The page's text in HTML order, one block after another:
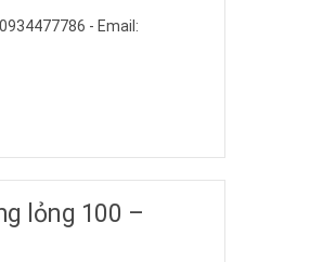
- Email:
lỏng 100 –